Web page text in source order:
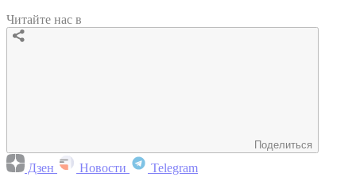
Читайте нас в
Поделиться
Дзен Новости Telegram